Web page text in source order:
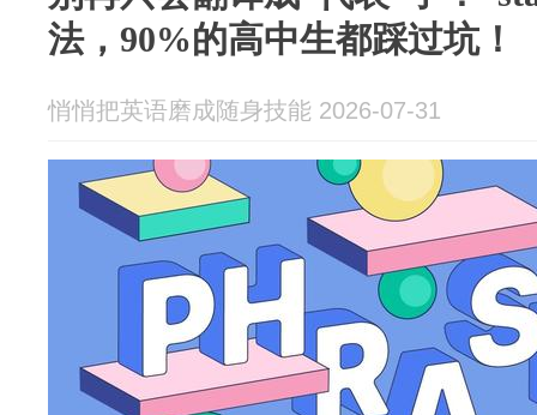
法，90%的高中生都踩过坑！
悄悄把英语磨成随身技能 2026-07-31